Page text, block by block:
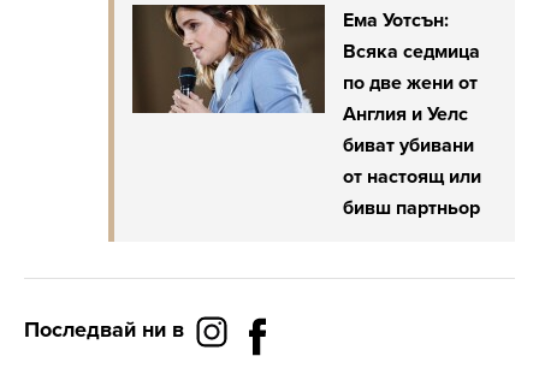
Ема Уотсън:
Всяка седмица
по две жени от
Англия и Уелс
биват убивани
от настоящ или
бивш партньор
Последвай ни в